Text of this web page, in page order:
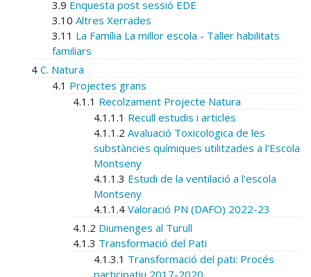
3.9 Enquesta post sessió EDE
3.10 Altres Xerrades
3.11 La Família La millor escola - Taller habilitats
familiars
4 C. Natura
4.1 Projectes grans
4.1.1 Recolzament Projecte Natura
4.1.1.1 Recull estudis i articles
4.1.1.2 Avaluació Toxicologica de les
substàncies químiques utilitzades a l'Escola
Montseny
4.1.1.3 Estudi de la ventilació a l'escola
Montseny
4.1.1.4 Valoració PN (DAFO) 2022-23
4.1.2 Diumenges al Turull
4.1.3 Transformació del Pati
4.1.3.1 Transformació del pati: Procés